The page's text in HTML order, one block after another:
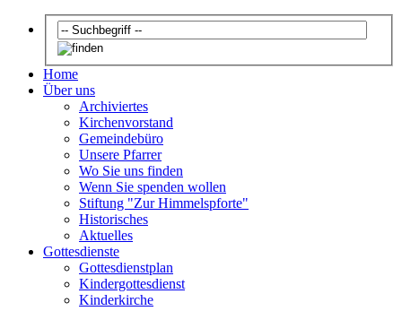
Home
Über uns
Archiviertes
Kirchenvorstand
Gemeindebüro
Unsere Pfarrer
Wo Sie uns finden
Wenn Sie spenden wollen
Stiftung "Zur Himmelspforte"
Historisches
Aktuelles
Gottesdienste
Gottesdienstplan
Kindergottesdienst
Kinderkirche